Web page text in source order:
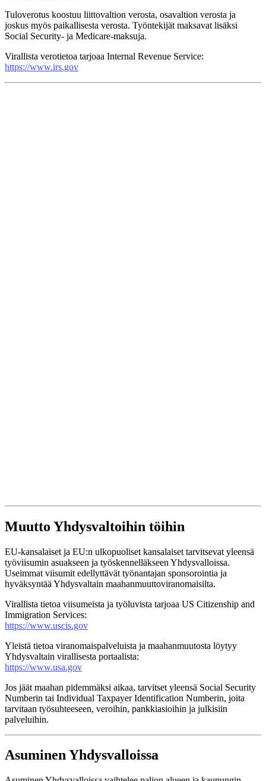
Tuloverotus koostuu liittovaltion verosta, osavaltion verosta ja
joskus myös paikallisesta verosta. Työntekijät maksavat lisäksi
Social Security- ja Medicare-maksuja.
Virallista verotietoa tarjoaa Internal Revenue Service:
https://www.irs.gov
Muutto Yhdysvaltoihin töihin
EU-kansalaiset ja EU:n ulkopuoliset kansalaiset tarvitsevat yleensä
työviisumin asuakseen ja työskennelläkseen Yhdysvalloissa.
Useimmat viisumit edellyttävät työnantajan sponsorointia ja
hyväksyntää Yhdysvaltain maahanmuuttoviranomaisilta.
Virallista tietoa viisumeista ja työluvista tarjoaa US Citizenship and
Immigration Services:
https://www.uscis.gov
Yleistä tietoa viranomaispalveluista ja maahanmuutosta löytyy
Yhdysvaltain virallisesta portaalista:
https://www.usa.gov
Jos jäät maahan pidemmäksi aikaa, tarvitset yleensä Social Security
Numberin tai Individual Taxpayer Identification Numberin, joita
tarvitaan työsuhteeseen, veroihin, pankkiasioihin ja julkisiin
palveluihin.
Asuminen Yhdysvalloissa